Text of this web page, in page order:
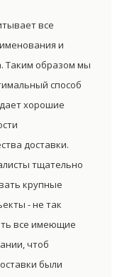
все
и
Таким образом мы
способ
дает хорошие
доставки.
тщательно
крупные
- не так
все имеющие
чтоб
были